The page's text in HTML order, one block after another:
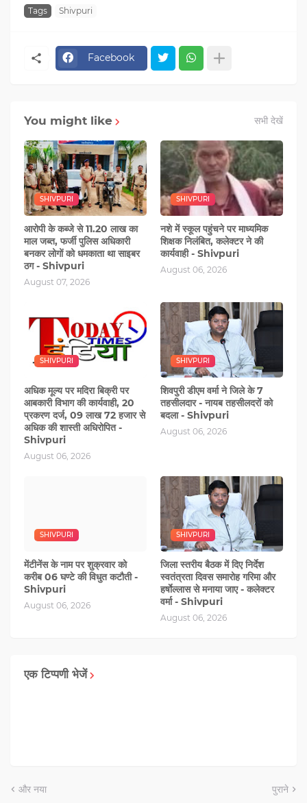
Tags Shivpuri
Facebook
You might like सभी देखें
SHIVPURI
आरोपी के कब्‍जे से 11.20 लाख का
माल जब्त, फर्जी पुलिस अधिकारी
बनकर लोगों को धमकाता था साइबर
ठग - Shivpuri
August 07, 2026
SHIVPURI
नशे में स्‍कूल पहुंचने पर माध्यमिक
शिक्षक निलंबित, कलेक्टर ने की
कार्यवाही - Shivpuri
August 06, 2026
SHIVPURI
अधिक मूल्य पर मदिरा बिक्री पर
आबकारी विभाग की कार्यवाही, 20
प्रकरण दर्ज, 09 लाख 72 हजार से
अधिक की शास्ती अधिरोपित -
Shivpuri
August 06, 2026
SHIVPURI
शिवपुरी डीएम वर्मा ने जिले के 7
तहसीलदार - नायब तहसीलदरों को
बदला - Shivpuri
August 06, 2026
SHIVPURI
मेंटीनेंस के नाम पर शुक्रवार को
करीब 06 घण्‍टे की विधुत कटौती -
Shivpuri
August 06, 2026
SHIVPURI
जिला स्तरीय बैठक में दिए निर्देश
स्वतंत्रता दिवस समारोह गरिमा और
हर्षाेल्लास से मनाया जाए - कलेक्टर
वर्मा - Shivpuri
August 06, 2026
एक टिप्पणी भेजें
और नया पुराने